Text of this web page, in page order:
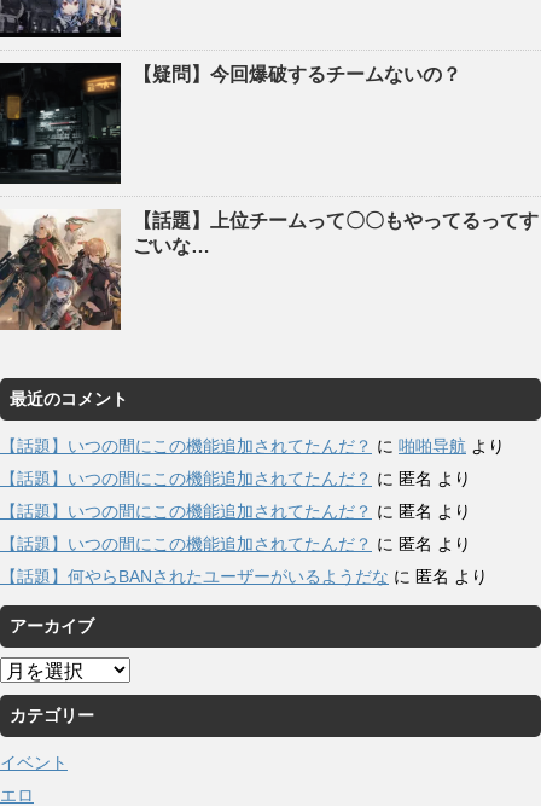
【疑問】今回爆破するチームないの？
【話題】上位チームって〇〇もやってるってす
ごいな…
最近のコメント
【話題】いつの間にこの機能追加されてたんだ？ に 啪啪导航 より
【話題】いつの間にこの機能追加されてたんだ？ に 匿名 より
【話題】いつの間にこの機能追加されてたんだ？ に 匿名 より
【話題】いつの間にこの機能追加されてたんだ？ に 匿名 より
【話題】何やらBANされたユーザーがいるようだな に 匿名 より
アーカイブ
ア
ー
カ
イ
ブ
カテゴリー
イベント
エロ